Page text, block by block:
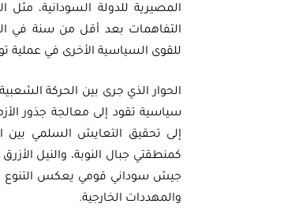
المصيرية للدولة السودانية،
التفاهمات بعد أقل من سنة في
للقوى السياسية الأخرى في عملية
الحوار الذي جرى بين الحركة
سياسية تقود إلى معالجة جذور
إلى تحقيق التعايش السلمي بين
كمنطقتي جبال النوبة، والنيل
جيش سوداني قومي يعكس التنوع
والمهددات الخارجية.